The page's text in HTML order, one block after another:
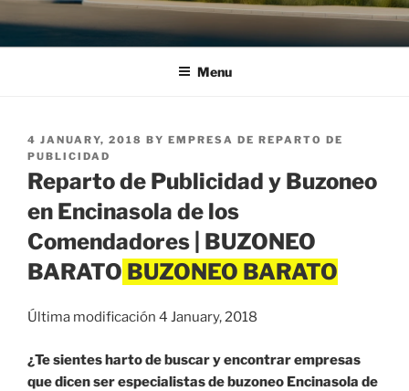
Menu
POSTED
ON
4 JANUARY, 2018 BY EMPRESA DE REPARTO DE
PUBLICIDAD
Reparto de Publicidad y Buzoneo
en Encinasola de los
Comendadores | BUZONEO
BARATO
Última modificación 4 January, 2018
¿Te sientes harto de buscar y encontrar empresas
que dicen ser especialistas de buzoneo Encinasola de